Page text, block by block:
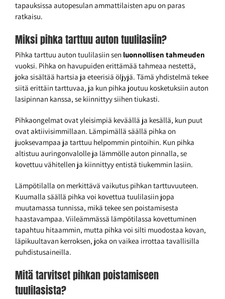
tapauksissa autopesulan ammattilaisten apu on paras
ratkaisu.
Miksi pihka tarttuu auton tuulilasiin?
Pihka tarttuu auton tuulilasiin sen luonnollisen tahmeuden
vuoksi. Pihka on havupuiden erittämää tahmeaa nestettä,
joka sisältää hartsia ja eteerisiä öljyjä. Tämä yhdistelmä tekee
siitä erittäin tarttuvaa, ja kun pihka joutuu kosketuksiin auton
lasipinnan kanssa, se kiinnittyy siihen tiukasti.
Pihkaongelmat ovat yleisimpiä keväällä ja kesällä, kun puut
ovat aktiivisimmillaan. Lämpimällä säällä pihka on
juoksevampaa ja tarttuu helpommin pintoihin. Kun pihka
altistuu auringonvalolle ja lämmölle auton pinnalla, se
kovettuu vähitellen ja kiinnittyy entistä tiukemmin lasiin.
Lämpötilalla on merkittävä vaikutus pihkan tarttuvuuteen.
Kuumalla säällä pihka voi kovettua tuulilasiin jopa
muutamassa tunnissa, mikä tekee sen poistamisesta
haastavampaa. Viileämmässä lämpötilassa kovettuminen
tapahtuu hitaammin, mutta pihka voi silti muodostaa kovan,
läpikuultavan kerroksen, joka on vaikea irrottaa tavallisilla
puhdistusaineilla.
Mitä tarvitset pihkan poistamiseen
tuulilasista?